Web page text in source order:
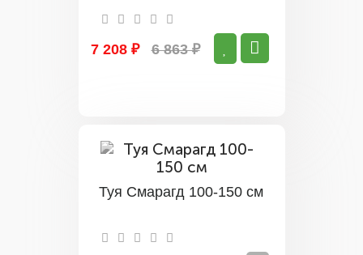
7 208 ₽ 6 863 ₽
Туя Смарагд 100-150 см